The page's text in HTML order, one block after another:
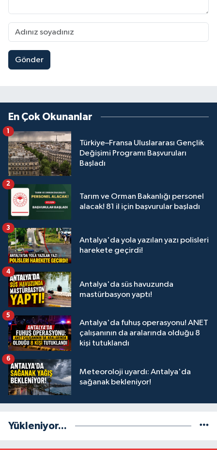
Gönder
En Çok Okunanlar
Türkiye–Fransa Uluslararası Gençlik
Değişimi Programı Başvuruları
Başladı
1
Tarım ve Orman Bakanlığı personel
alacak! 81 il için başvurular başladı
2
Antalya'da yola yazılan yazı polisleri
harekete geçirdi!
3
Antalya'da süs havuzunda
mastürbasyon yaptı!
4
Antalya'da fuhuş operasyonu! ANET
çalışanının da aralarında olduğu 8
kişi tutuklandı
5
Meteoroloji uyardı: Antalya'da
sağanak bekleniyor!
6
Yükleniyor...